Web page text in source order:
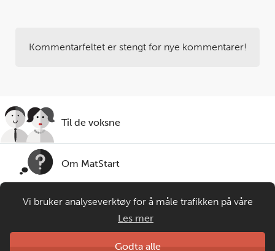
Kommentarfeltet er stengt for nye kommentarer!
Til de voksne
Om MatStart
Kontakt oss
Laget av
Vi bruker analyseverktøy for å måle trafikken på våre
nettsider. Informasjonskapsler plasseres i din nettleser og
gir oss grunnlag for videreutvikling og drift av våre
tjenester. Om du velger å bruke matprat.no blir
Les mer
Godta alle